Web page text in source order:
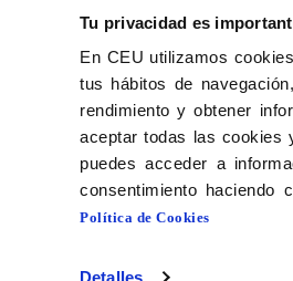
Tu privacidad es
En CEU utilizamos
tus hábitos de
rendimiento y obtener
aceptar todas las cookies
puedes acceder a
consentimiento haciendo
Política de Cookies
Detalles
Cómo publicar
Distribuidores
Contacto